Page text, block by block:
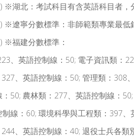
※湖北：考試科目有含英語科目者，
※遼寧分數標準：非師範類專業最低
※福建分數標準：
、英語控制線：50; 電子資訊類：
、英語控制線：50; 管理類：308
50; 農林類：277、英語控制線：
線：60; 環境科學與工程類：397
、英語控制線：40; 退役士兵各